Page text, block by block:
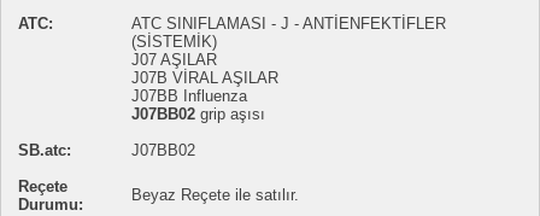
ATC:
ATC SINIFLAMASI - J - ANTİENFEKTİFLER
(SİSTEMİK)
J07 AŞILAR
J07B VİRAL AŞILAR
J07BB Influenza
J07BB02 grip aşısı
SB.atc:
J07BB02
Reçete
Durumu:
Beyaz Reçete ile satılır.